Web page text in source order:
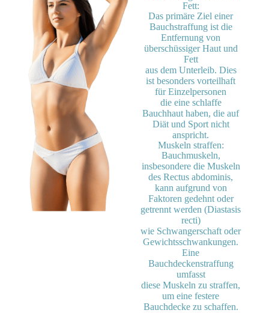
Fett:
Das primäre Ziel einer
Bauchstraffung ist die
Entfernung von
überschüssiger Haut und
Fett
aus dem Unterleib. Dies
ist besonders vorteilhaft
für Einzelpersonen
die eine schlaffe
Bauchhaut haben, die auf
Diät und Sport nicht
anspricht.
Muskeln straffen:
Bauchmuskeln,
insbesondere die Muskeln
des Rectus abdominis,
kann aufgrund von
Faktoren gedehnt oder
getrennt werden (Diastasis
recti)
wie Schwangerschaft oder
Gewichtsschwankungen.
Eine
Bauchdeckenstraffung
umfasst
diese Muskeln zu straffen,
um eine festere
Bauchdecke zu schaffen.